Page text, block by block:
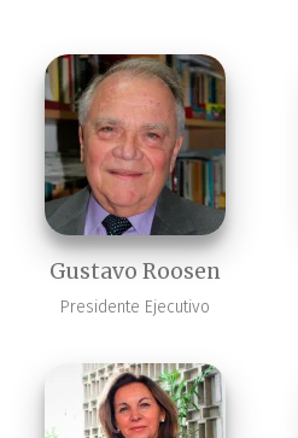
Gustavo Roosen
Presidente Ejecutivo